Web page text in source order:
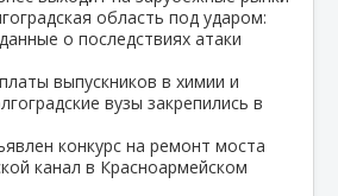
область под ударом:
о последствиях атаки
выпускников в химии и
вузы закрепились в
конкурс на ремонт моста
канал в Красноармейском